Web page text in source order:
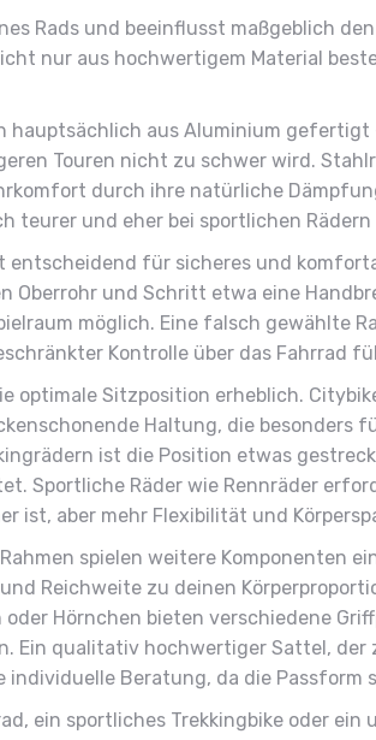
Rads und beeinflusst maßgeblich
nur aus hochwertigem Material
hauptsächlich aus Aluminium
Touren nicht zu schwer wird.
durch ihre natürliche
teurer und eher bei sportlichen Rädern
entscheidend für sicheres und
Oberrohr und Schritt etwa eine
möglich. Eine falsch gewählte
Kontrolle über das Fahrrad
optimale Sitzposition erheblich.
Haltung, die besonders
ist die Position etwas
Sportliche Räder wie Rennräder
ist, aber mehr Flexibilität und
spielen weitere Komponenten
Reichweite zu deinen
Hörnchen bieten verschiedene
Ein qualitativ hochwertiger Sattel, der
Beratung, da die Passform
ein sportliches Trekkingbike oder